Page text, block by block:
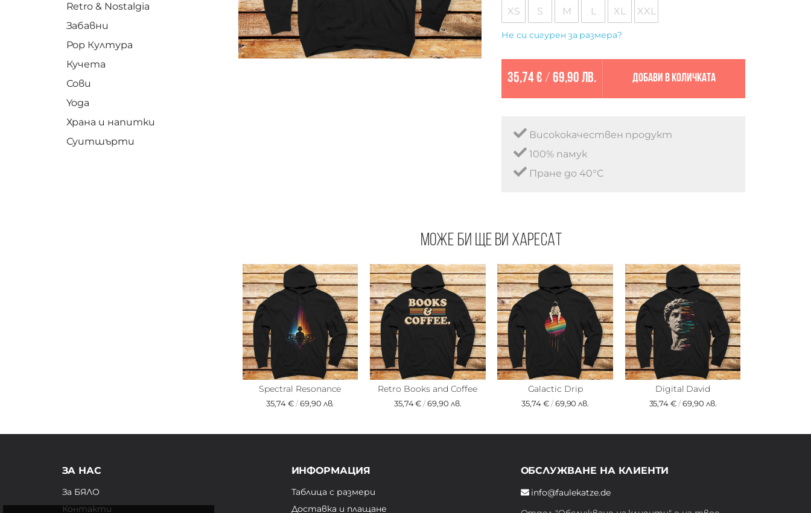
Retro & Nostalgia
Забавни
Pop Култура
Кучета
Сови
Yoga
Храна и напитки
Суитшърти
XS S M L XL XXL
Не си сигурен за размера?
35,74 € / 69,90 лв. Добави в количката
Висококачествен продукт
100% памук
Пране до 40°C
Може би ще ви харесат
Spectral Resonance
35,74 €/69,90 лв.
Retro Books and Coffee
35,74 €/69,90 лв.
Galactic Drip
35,74 €/69,90 лв.
Digital David
35,74 €/69,90 лв.
ЗА НАС
За БЯЛО
Контакти
ИНФОРМАЦИЯ
Таблица с размери
Доставка и плащане
ОБСЛУЖВАНЕ НА КЛИЕНТИ
info@faulekatze.de